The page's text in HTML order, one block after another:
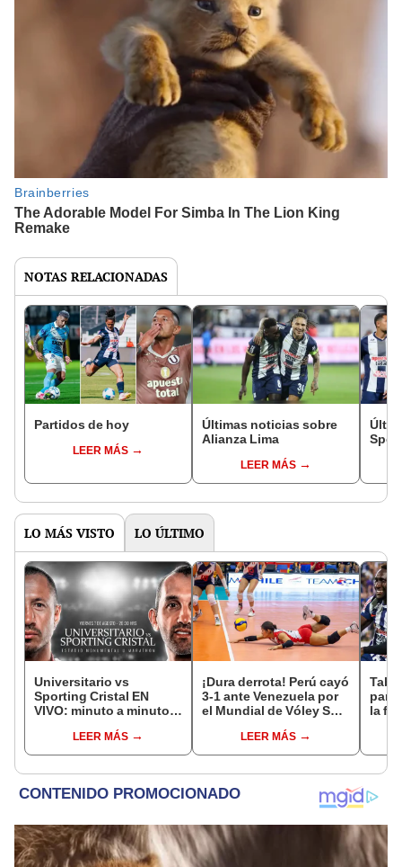
NOTAS RELACIONADAS
Partidos de hoy
LEER MÁS
Últimas noticias sobre
Alianza Lima
LEER MÁS
LO MÁS VISTO LO ÚLTIMO
Universitario vs
Sporting Cristal EN
VIVO: minuto a minuto
Clausura de la Liga 1
2026
LEER MÁS
¡Dura derrota! Perú cayó
3-1 ante Venezuela por
el Mundial de Vóley Sub
LEER MÁS
la